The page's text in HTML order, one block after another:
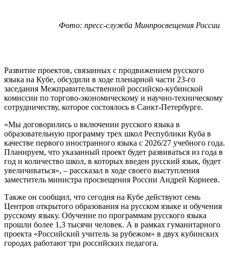
Фото: пресс-служба Минпросвещения России
Развитие проектов, связанных с продвижением русского
языка на Кубе, обсудили в ходе пленарной части 23-го
заседания Межправительственной российско-кубинской
комиссии по торгово-экономическому и научно-техническому
сотрудничеству, которое состоялось в Санкт-Петербурге.
«Мы договорились о включении русского языка в
образовательную программу трех школ Республики Куба в
качестве первого иностранного языка с 2026/27 учебного года.
Планируем, что указанный проект будет развиваться из года в
год и количество школ, в которых введен русский язык, будет
увеличиваться», – рассказал в ходе своего выступления
заместитель министра просвещения России Андрей Корнеев.
Также он сообщил, что сегодня на Кубе действуют семь
Центров открытого образования на русском языке и обучения
русскому языку. Обучение по программам русского языка
прошли более 1,3 тысячи человек. А в рамках гуманитарного
проекта «Российский учитель за рубежом» в двух кубинских
городах работают три российских педагога.